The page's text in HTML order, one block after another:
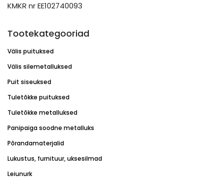
KMKR nr EE102740093
Tootekategooriad
Välis puituksed
Välis silemetalluksed
Puit siseuksed
Tuletõkke puituksed
Tuletõkke metalluksed
Panipaiga soodne metalluks
Põrandamaterjalid
Lukustus, furnituur, uksesilmad
Leiunurk